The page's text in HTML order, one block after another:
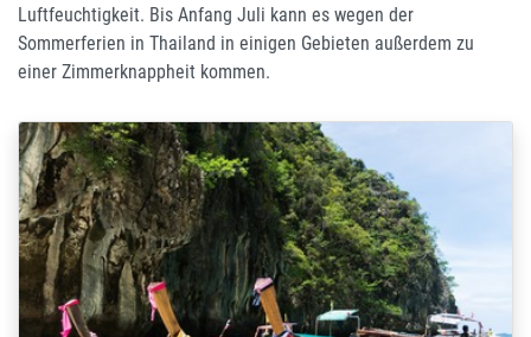
Luftfeuchtigkeit. Bis Anfang Juli kann es wegen der
Sommerferien in Thailand in einigen Gebieten außerdem zu
einer Zimmerknappheit kommen.